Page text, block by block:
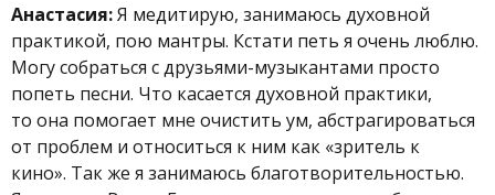
Анастасия:Я медитирую, занимаюсь духовной
практикой, пою мантры. Кстати петь я очень люблю.
Могу собраться с друзьями-музыкантами просто
попеть песни. Что касается духовной практики,
то она помогает мне очистить ум, абстрагироваться
от проблем и относиться к ним как «зритель к
кино». Так же я занимаюсь благотворительностью.